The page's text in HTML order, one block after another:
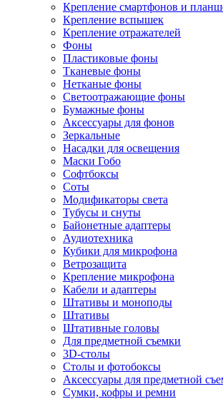
Крепление смартфонов и
Крепление вспышек
Крепление отражателей
Фоны
Пластиковые фоны
Тканевые фоны
Нетканые фоны
Светоотражающие фоны
Бумажные фоны
Аксессуары для фонов
Зеркальные
Насадки для освещения
Маски Гобо
Софтбоксы
Соты
Модификаторы света
Тубусы и снуты
Байонетные адаптеры
Аудиотехника
Кубики для микрофона
Ветрозащита
Крепление микрофона
Кабели и адаптеры
Штативы и моноподы
Штативы
Штативные головы
Для предметной съемки
3D-столы
Столы и фотобоксы
Аксессуары для предметной
Сумки, кофры и ремни